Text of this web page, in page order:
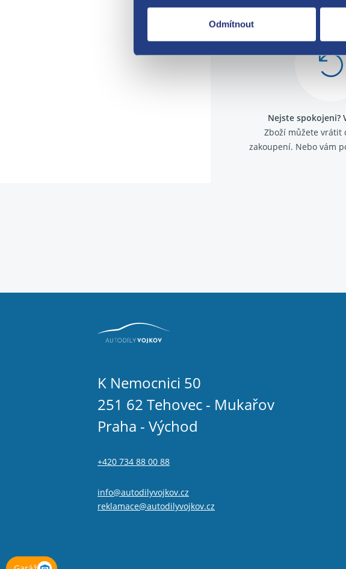
Odmítnout
Nejste spokojeni?
Zboží můžete vrátit
zakoupení. Nebo vám
K Nemocnici 50
251 62 Tehovec - Mukařov
Praha - Východ
+420 734 88 00 88
info@autodilyvojkov.cz
reklamace@autodilyvojkov.cz